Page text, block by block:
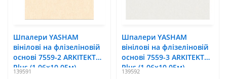
Шпалери YASHAM
вінілові на флізеліновій
основі 7559-2 ARKITEKT
Plus (1,06x10,05м)
139591
Шпалери YASHAM
вінілові на флізеліновій
основі 7559-3 ARKITEKT
Plus (1,06x10,05м)
139592